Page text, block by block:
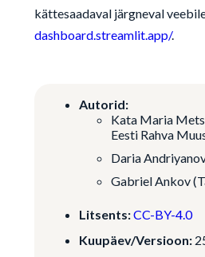
kättesaadaval järgneval
dashboard.streamlit.app/.
Autorid:
Kata Maria
Eesti Rahva
Daria
Gabriel Ankov
Litsents:CC-BY-4.0
Kuupäev/Versioon: